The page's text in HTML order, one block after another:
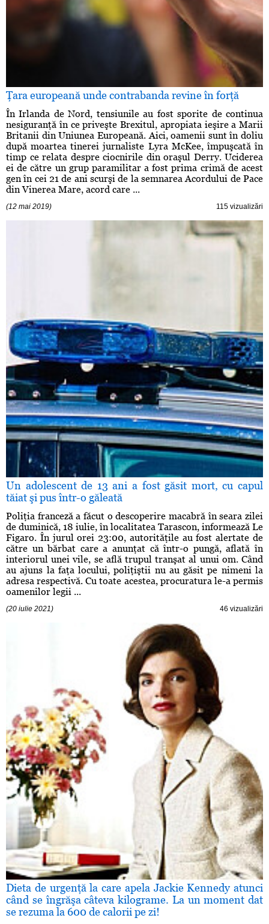
Ţara europeană unde contrabanda revine în forţă
În Irlanda de Nord, tensiunile au fost sporite de continua
nesiguranţă în ce priveşte Brexitul, apropiata ieşire a Marii
Britanii din Uniunea Europeană. Aici, oamenii sunt în doliu
după moartea tinerei jurnaliste Lyra McKee, împuşcată în
timp ce relata despre ciocnirile din oraşul Derry. Uciderea
ei de către un grup paramilitar a fost prima crimă de acest
gen în cei 21 de ani scurşi de la semnarea Acordului de Pace
din Vinerea Mare, acord care ...
(12 mai 2019) 115 vizualizări
Un adolescent de 13 ani a fost găsit mort, cu capul
tăiat şi pus într-o găleată
Poliţia franceză a făcut o descoperire macabră în seara zilei
de duminică, 18 iulie, în localitatea Tarascon, informează Le
Figaro. În jurul orei 23:00, autorităţile au fost alertate de
către un bărbat care a anunţat că într-o pungă, aflată în
interiorul unei vile, se află trupul tranşat al unui om. Când
au ajuns la faţa locului, poliţiştii nu au găsit pe nimeni la
adresa respectivă. Cu toate acestea, procuratura le-a permis
oamenilor legii ...
(20 iulie 2021) 46 vizualizări
Dieta de urgenţă la care apela Jackie Kennedy atunci
când se îngrăşa câteva kilograme. La un moment dat
se rezuma la 600 de calorii pe zi!